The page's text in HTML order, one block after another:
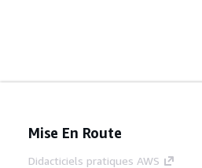
Mise En Route
Didacticiels pratiques AWS